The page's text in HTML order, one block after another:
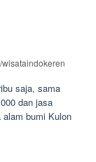
saja, sama
dan jasa
alam bumi Kulon